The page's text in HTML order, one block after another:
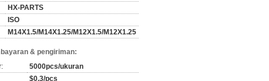
HX-PARTS
ISO
M14X1.5/M14X1.25/M12X1.5/M12X1.25
& pengiriman:
5000pcs/ukuran
$0.3/pcs